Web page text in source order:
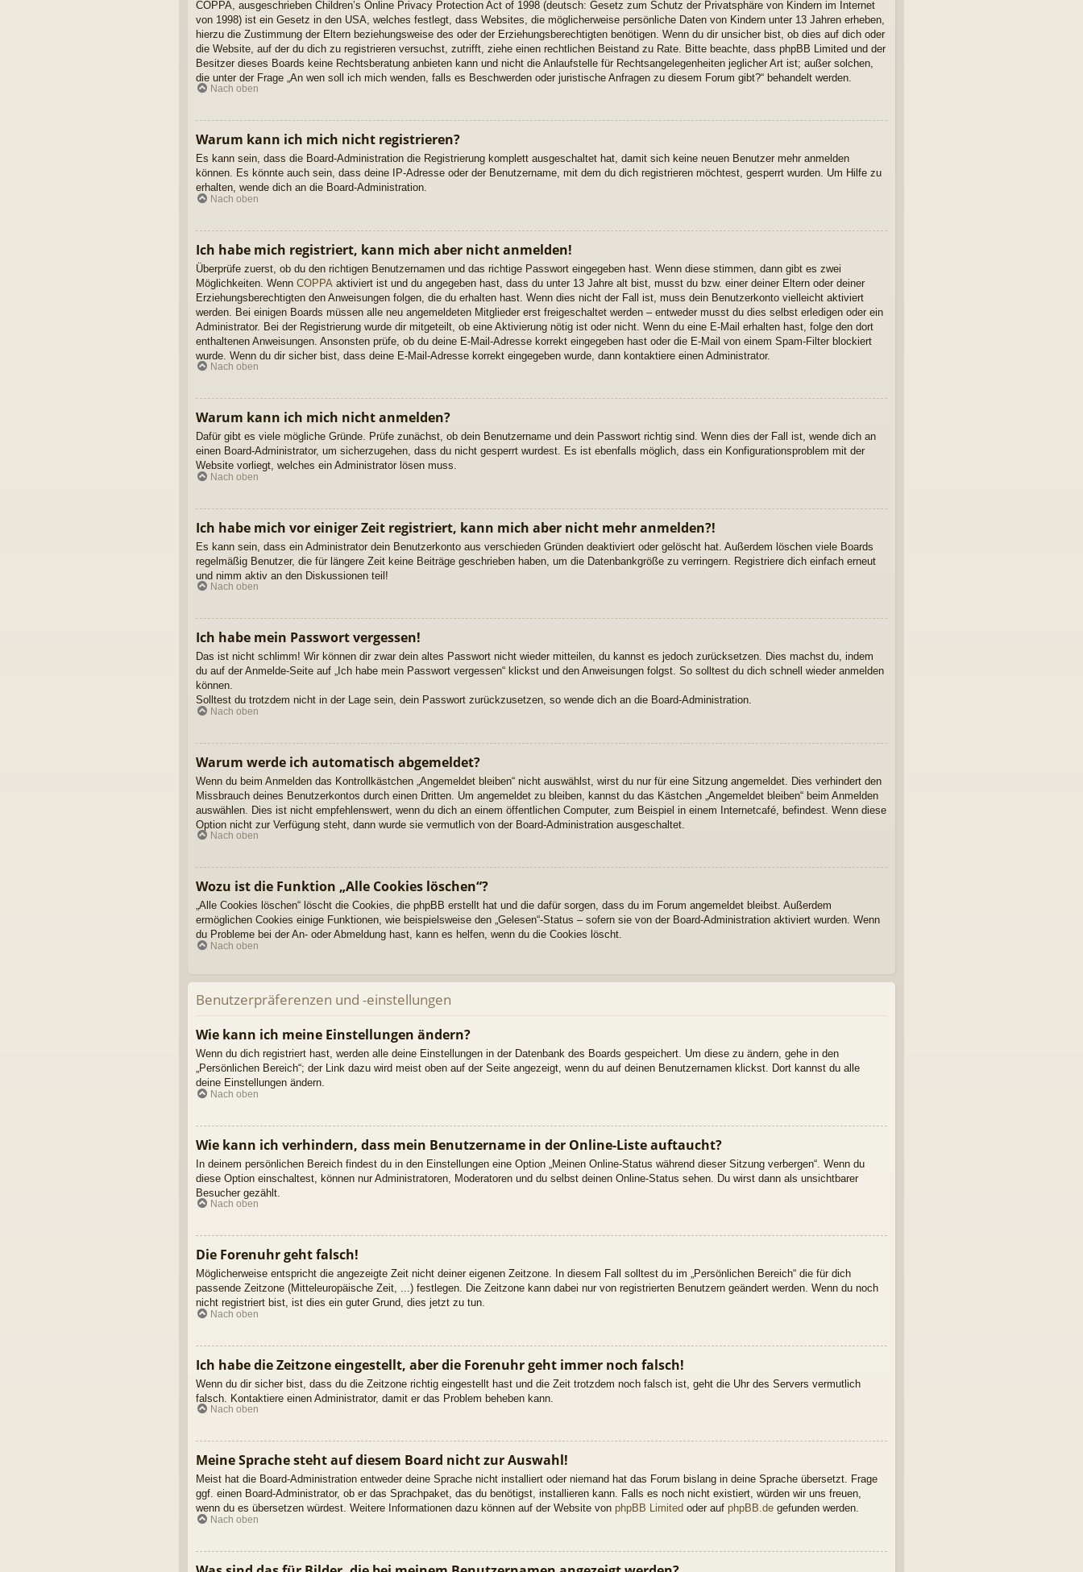
COPPA, ausgeschrieben Children’s Online Privacy Protection Act of 1998 (deutsch: Gesetz zum Schutz der Privatsphäre von Kindern im Internet
von 1998) ist ein Gesetz in den USA, welches festlegt, dass Websites, die möglicherweise persönliche Daten von Kindern unter 13 Jahren erheben,
hierzu die Zustimmung der Eltern beziehungsweise des oder der Erziehungsberechtigten benötigen. Wenn du dir unsicher bist, ob dies auf dich oder
die Website, auf der du dich zu registrieren versuchst, zutrifft, ziehe einen rechtlichen Beistand zu Rate. Bitte beachte, dass phpBB Limited und der
Besitzer dieses Boards keine Rechtsberatung anbieten kann und nicht die Anlaufstelle für Rechtsangelegenheiten jeglicher Art ist; außer solchen,
die unter der Frage „An wen soll ich mich wenden, falls es Beschwerden oder juristische Anfragen zu diesem Forum gibt?“ behandelt werden.
Nach oben
Warum kann ich mich nicht registrieren?
Es kann sein, dass die Board-Administration die Registrierung komplett ausgeschaltet hat, damit sich keine neuen Benutzer mehr anmelden
können. Es könnte auch sein, dass deine IP-Adresse oder der Benutzername, mit dem du dich registrieren möchtest, gesperrt wurden. Um Hilfe zu
erhalten, wende dich an die Board-Administration.
Nach oben
Ich habe mich registriert, kann mich aber nicht anmelden!
Überprüfe zuerst, ob du den richtigen Benutzernamen und das richtige Passwort eingegeben hast. Wenn diese stimmen, dann gibt es zwei
Möglichkeiten. Wenn COPPA aktiviert ist und du angegeben hast, dass du unter 13 Jahre alt bist, musst du bzw. einer deiner Eltern oder deiner
Erziehungsberechtigten den Anweisungen folgen, die du erhalten hast. Wenn dies nicht der Fall ist, muss dein Benutzerkonto vielleicht aktiviert
werden. Bei einigen Boards müssen alle neu angemeldeten Mitglieder erst freigeschaltet werden – entweder musst du dies selbst erledigen oder ein
Administrator. Bei der Registrierung wurde dir mitgeteilt, ob eine Aktivierung nötig ist oder nicht. Wenn du eine E-Mail erhalten hast, folge den dort
enthaltenen Anweisungen. Ansonsten prüfe, ob du deine E-Mail-Adresse korrekt eingegeben hast oder die E-Mail von einem Spam-Filter blockiert
wurde. Wenn du dir sicher bist, dass deine E-Mail-Adresse korrekt eingegeben wurde, dann kontaktiere einen Administrator.
Nach oben
Warum kann ich mich nicht anmelden?
Dafür gibt es viele mögliche Gründe. Prüfe zunächst, ob dein Benutzername und dein Passwort richtig sind. Wenn dies der Fall ist, wende dich an
einen Board-Administrator, um sicherzugehen, dass du nicht gesperrt wurdest. Es ist ebenfalls möglich, dass ein Konfigurationsproblem mit der
Website vorliegt, welches ein Administrator lösen muss.
Nach oben
Ich habe mich vor einiger Zeit registriert, kann mich aber nicht mehr anmelden?!
Es kann sein, dass ein Administrator dein Benutzerkonto aus verschieden Gründen deaktiviert oder gelöscht hat. Außerdem löschen viele Boards
regelmäßig Benutzer, die für längere Zeit keine Beiträge geschrieben haben, um die Datenbankgröße zu verringern. Registriere dich einfach erneut
und nimm aktiv an den Diskussionen teil!
Nach oben
Ich habe mein Passwort vergessen!
Das ist nicht schlimm! Wir können dir zwar dein altes Passwort nicht wieder mitteilen, du kannst es jedoch zurücksetzen. Dies machst du, indem
du auf der Anmelde-Seite auf „Ich habe mein Passwort vergessen“ klickst und den Anweisungen folgst. So solltest du dich schnell wieder anmelden
können.
Solltest du trotzdem nicht in der Lage sein, dein Passwort zurückzusetzen, so wende dich an die Board-Administration.
Nach oben
Warum werde ich automatisch abgemeldet?
Wenn du beim Anmelden das Kontrollkästchen „Angemeldet bleiben“ nicht auswählst, wirst du nur für eine Sitzung angemeldet. Dies verhindert den
Missbrauch deines Benutzerkontos durch einen Dritten. Um angemeldet zu bleiben, kannst du das Kästchen „Angemeldet bleiben“ beim Anmelden
auswählen. Dies ist nicht empfehlenswert, wenn du dich an einem öffentlichen Computer, zum Beispiel in einem Internetcafé, befindest. Wenn diese
Option nicht zur Verfügung steht, dann wurde sie vermutlich von der Board-Administration ausgeschaltet.
Nach oben
Wozu ist die Funktion „Alle Cookies löschen“?
„Alle Cookies löschen“ löscht die Cookies, die phpBB erstellt hat und die dafür sorgen, dass du im Forum angemeldet bleibst. Außerdem
ermöglichen Cookies einige Funktionen, wie beispielsweise den „Gelesen“-Status – sofern sie von der Board-Administration aktiviert wurden. Wenn
du Probleme bei der An- oder Abmeldung hast, kann es helfen, wenn du die Cookies löscht.
Nach oben
Benutzerpräferenzen und -einstellungen
Wie kann ich meine Einstellungen ändern?
Wenn du dich registriert hast, werden alle deine Einstellungen in der Datenbank des Boards gespeichert. Um diese zu ändern, gehe in den
„Persönlichen Bereich“; der Link dazu wird meist oben auf der Seite angezeigt, wenn du auf deinen Benutzernamen klickst. Dort kannst du alle
deine Einstellungen ändern.
Nach oben
Wie kann ich verhindern, dass mein Benutzername in der Online-Liste auftaucht?
In deinem persönlichen Bereich findest du in den Einstellungen eine Option „Meinen Online-Status während dieser Sitzung verbergen“. Wenn du
diese Option einschaltest, können nur Administratoren, Moderatoren und du selbst deinen Online-Status sehen. Du wirst dann als unsichtbarer
Besucher gezählt.
Nach oben
Die Forenuhr geht falsch!
Möglicherweise entspricht die angezeigte Zeit nicht deiner eigenen Zeitzone. In diesem Fall solltest du im „Persönlichen Bereich“ die für dich
passende Zeitzone (Mitteleuropäische Zeit, ...) festlegen. Die Zeitzone kann dabei nur von registrierten Benutzern geändert werden. Wenn du noch
nicht registriert bist, ist dies ein guter Grund, dies jetzt zu tun.
Nach oben
Ich habe die Zeitzone eingestellt, aber die Forenuhr geht immer noch falsch!
Wenn du dir sicher bist, dass du die Zeitzone richtig eingestellt hast und die Zeit trotzdem noch falsch ist, geht die Uhr des Servers vermutlich
falsch. Kontaktiere einen Administrator, damit er das Problem beheben kann.
Nach oben
Meine Sprache steht auf diesem Board nicht zur Auswahl!
Meist hat die Board-Administration entweder deine Sprache nicht installiert oder niemand hat das Forum bislang in deine Sprache übersetzt. Frage
ggf. einen Board-Administrator, ob er das Sprachpaket, das du benötigst, installieren kann. Falls es noch nicht existiert, würden wir uns freuen,
wenn du es übersetzen würdest. Weitere Informationen dazu können auf der Website von phpBB Limited oder auf phpBB.de gefunden werden.
Nach oben